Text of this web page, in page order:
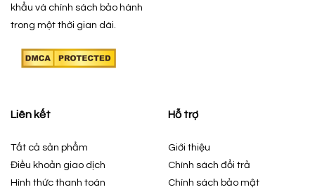
khẩu và chính sách bảo hành
trong một thời gian dài.
Liên kết
Tất cả sản phẩm
Điều khoản giao dịch
Hình thức thanh toán
Hỗ trợ
Giới thiệu
Chính sách đổi trả
Chính sách bảo mật